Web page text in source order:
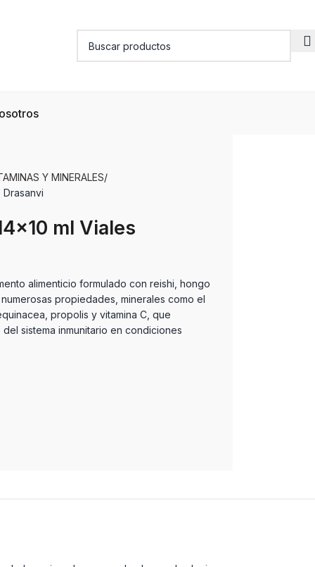
Y MINERALES
Drasanvi
ml Viales
alimenticio formulado con reishi, hongo
propiedades, minerales como el
propolis y vitamina C, que
sistema inmunitario en condiciones